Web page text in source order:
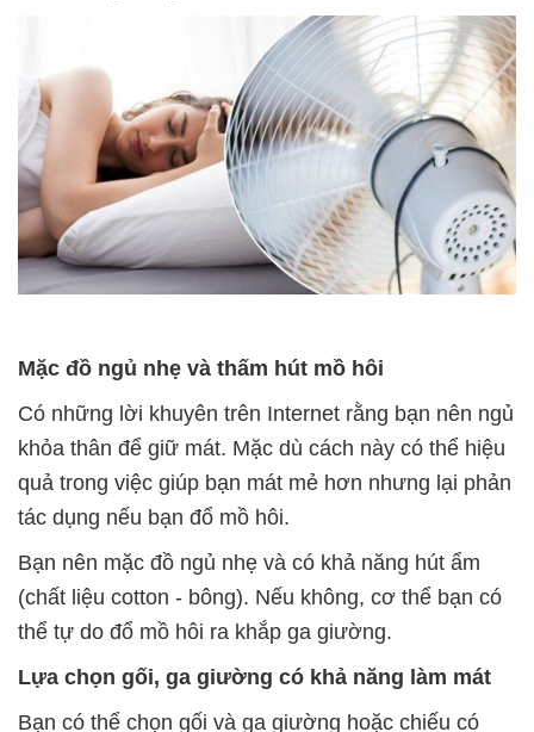
Mặc đồ ngủ nhẹ và thấm hút mồ hôi
Có những lời khuyên trên Internet rằng bạn nên ngủ
khỏa thân để giữ mát. Mặc dù cách này có thể hiệu
quả trong việc giúp bạn mát mẻ hơn nhưng lại phản
tác dụng nếu bạn đổ mồ hôi.
Bạn nên mặc đồ ngủ nhẹ và có khả năng hút ẩm
(chất liệu cotton - bông). Nếu không, cơ thể bạn có
thể tự do đổ mồ hôi ra khắp ga giường.
Lựa chọn gối, ga giường có khả năng làm mát
Bạn có thể chọn gối và ga giường hoặc chiếu có